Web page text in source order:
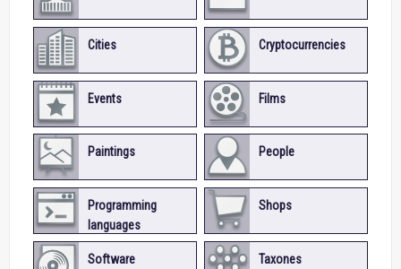
Cities Cryptocurrencies
Events Films
Paintings People
Programming
languages
Shops
Software Taxones